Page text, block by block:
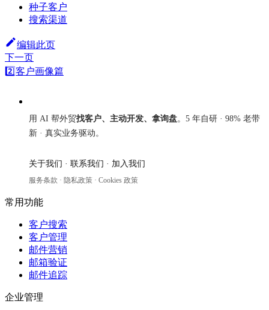
种子客户
搜索渠道
编辑此页
下一页
2️⃣客户画像篇
用 AI 帮外贸找客户、主动开发、拿询盘。5 年自研 · 98% 老带
新 · 真实业务驱动。
关于我们 · 联系我们 · 加入我们
服务条款 · 隐私政策 · Cookies 政策
常用功能
客户搜索
客户管理
邮件营销
邮箱验证
邮件追踪
企业管理